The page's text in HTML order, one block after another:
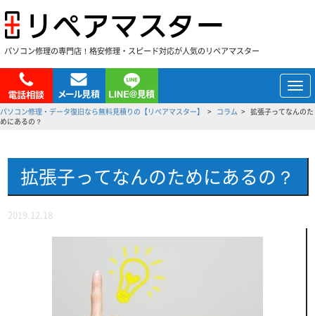
パソコン修理の専門店！格安修理・スピード対応が人気のリペアマスター
メ
ニ
ュ
パソコン修理・データ復旧なら無料見積りの【リペアマスター】 コラム
拡張子ってなんのた
めにあるの？
拡張子ってなんのためにあるの？
2019.12.18